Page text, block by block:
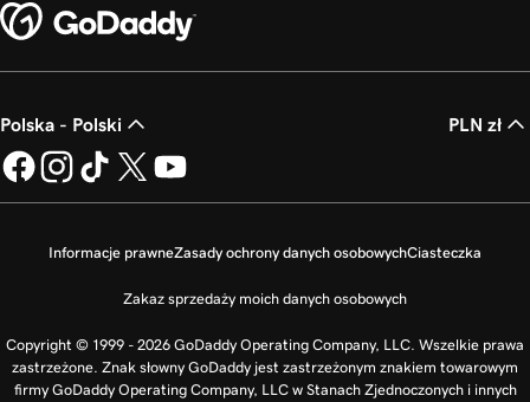
Polska - Polski PLN zł
Informacje prawneZasady ochrony danych osobowychCiasteczka
Zakaz sprzedaży moich danych osobowych
Copyright © 1999 - 2026 GoDaddy Operating Company, LLC. Wszelkie prawa
zastrzeżone. Znak słowny GoDaddy jest zastrzeżonym znakiem towarowym
firmy GoDaddy Operating Company, LLC w Stanach Zjednoczonych i innych